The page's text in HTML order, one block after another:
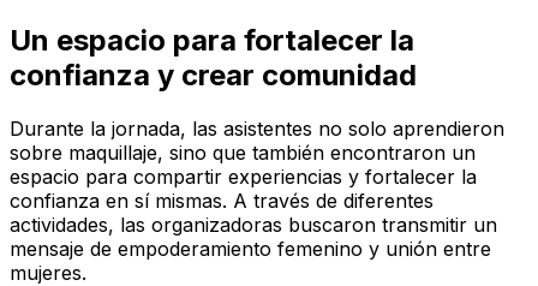
Un espacio para fortalecer la
confianza y crear comunidad
Durante la jornada, las asistentes no solo aprendieron
sobre maquillaje, sino que también encontraron un
espacio para compartir experiencias y fortalecer la
confianza en sí mismas. A través de diferentes
actividades, las organizadoras buscaron transmitir un
mensaje de empoderamiento femenino y unión entre
mujeres.